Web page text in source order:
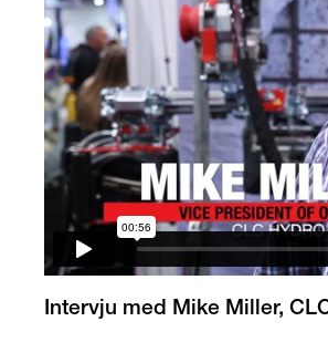
Intervju med Mike Miller,